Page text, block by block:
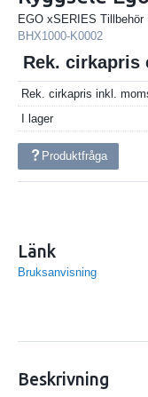
EGO xSERIES Tillbehör
BHX1000-K0002
Rek. cirkapris
Rek. cirkapris inkl.
I lager
Produktfråga
Länk
Bruksanvisning
Beskrivning